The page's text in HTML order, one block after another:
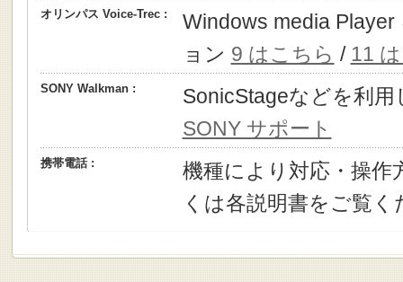
オリンパス Voice-Trec :
Windows media
ョン 9 はこちら / 11
SONY Walkman :
SonicStageなどを利
SONY サポート
携帯電話 :
機種により対応・操作
くは各説明書をご覧く